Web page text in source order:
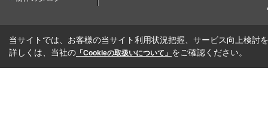
当サイトでは、お客様の当サイト利用状況把握、サービス向上検討
詳しくは、当社の 「Cookieの取扱いについて」 をご確認ください。